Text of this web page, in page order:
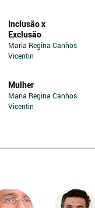
Inclusão x
Exclusão
Maria Regina Canhos
Vicentin
Mulher
Maria Regina Canhos
Vicentin